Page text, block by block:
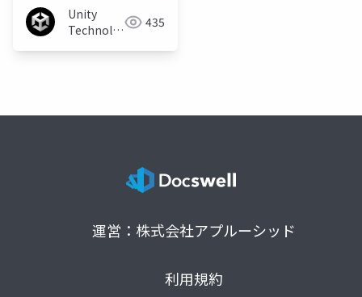
Unity
Technologies 435
運営：株式会社アプルーシッド
利用規約